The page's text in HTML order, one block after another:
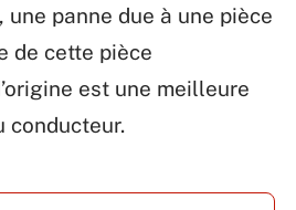
panne due à une pièce
de cette pièce
est une meilleure
conducteur.